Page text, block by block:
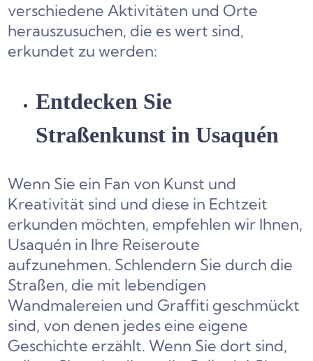
verschiedene Aktivitäten und Orte
herauszusuchen, die es wert sind,
erkundet zu werden:
Entdecken Sie
Straßenkunst in Usaquén
Wenn Sie ein Fan von Kunst und
Kreativität sind und diese in Echtzeit
erkunden möchten, empfehlen wir Ihnen,
Usaquén in Ihre Reiseroute
aufzunehmen. Schlendern Sie durch die
Straßen, die mit lebendigen
Wandmalereien und Graffiti geschmückt
sind, von denen jedes eine eigene
Geschichte erzählt. Wenn Sie dort sind,